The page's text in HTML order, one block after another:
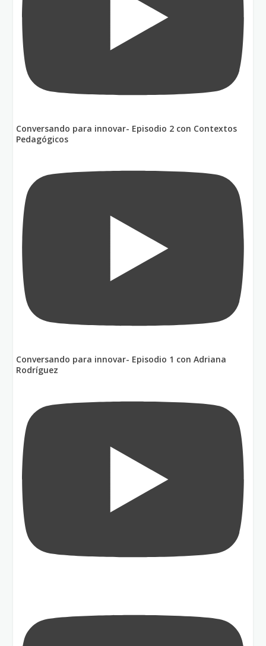
Conversando para innovar- Episodio 2 con Contextos
Pedagógicos
Conversando para innovar- Episodio 1 con Adriana
Rodríguez